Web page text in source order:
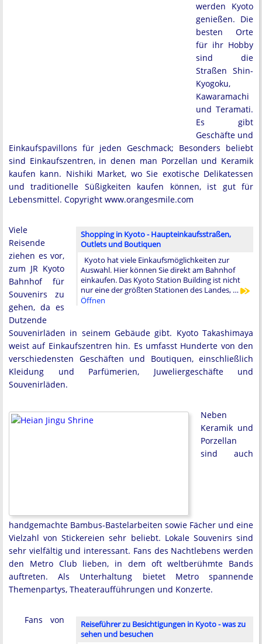
werden Kyoto
genießen. Die
besten Orte
für ihr Hobby
sind die
Straßen Shin-
Kyogoku,
Kawaramachi
und Teramati.
Es gibt
Geschäfte und
Einkaufspavillons für jeden Geschmack; Besonders beliebt
sind Einkaufszentren, in denen man Porzellan und Keramik
kaufen kann. Nishiki Market, wo Sie exotische Delikatessen
und traditionelle Süßigkeiten kaufen können, ist gut für
Lebensmittel. Copyright www.orangesmile.com
Shopping in Kyoto - Haupteinkaufsstraßen,
Outlets und Boutiquen
Kyoto hat viele Einkaufsmöglichkeiten zur
Auswahl. Hier können Sie direkt am Bahnhof
einkaufen. Das Kyoto Station Building ist nicht
nur eine der größten Stationen des Landes, …
Öffnen
Viele
Reisende
ziehen es vor,
zum JR Kyoto
Bahnhof für
Souvenirs zu
gehen, da es
Dutzende
Souvenirläden in seinem Gebäude gibt. Kyoto Takashimaya
weist auf Einkaufszentren hin. Es umfasst Hunderte von den
verschiedensten Geschäften und Boutiquen, einschließlich
Kleidung und Parfümerien, Juweliergeschäfte und
Souvenirläden.
Neben
Keramik und
Porzellan
sind auch
handgemachte Bambus-Bastelarbeiten sowie Fächer und eine
Vielzahl von Stickereien sehr beliebt. Lokale Souvenirs sind
sehr vielfältig und interessant. Fans des Nachtlebens werden
den Metro Club lieben, in dem oft weltberühmte Bands
auftreten. Als Unterhaltung bietet Metro spannende
Themenpartys, Theateraufführungen und Konzerte.
Reiseführer zu Besichtigungen in Kyoto - was zu
sehen und besuchen
Fans von